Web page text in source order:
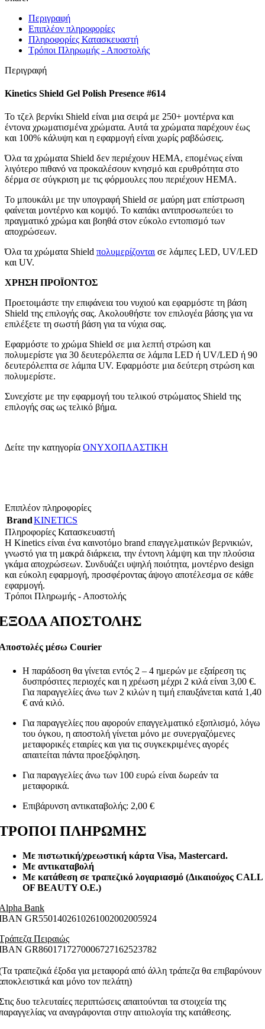
Περιγραφή
Επιπλέον πληροφορίες
Πληροφορίες Κατασκευαστή
Τρόποι Πληρωμής - Αποστολής
Περιγραφή
Kinetics Shield Gel Polish Presence #614
Το τζελ βερνίκι Shield είναι μια σειρά με 250+ μοντέρνα και
έντονα χρωματισμένα χρώματα. Αυτά τα χρώματα παρέχουν έως
και 100% κάλυψη και η εφαρμογή είναι χωρίς ραβδώσεις.
Όλα τα χρώματα Shield δεν περιέχουν HEMA, επομένως είναι
λιγότερο πιθανό να προκαλέσουν κνησμό και ερυθρότητα στο
δέρμα σε σύγκριση με τις φόρμουλες που περιέχουν HEMA.
Το μπουκάλι με την υπογραφή Shield σε μαύρη ματ επίστρωση
φαίνεται μοντέρνο και κομψό. Το καπάκι αντιπροσωπεύει το
πραγματικό χρώμα και βοηθά στον εύκολο εντοπισμό των
αποχρώσεων.
Όλα τα χρώματα Shield πολυμερίζονται σε λάμπες LED, UV/LED
και UV.
ΧΡΗΣΗ ΠΡΟΪΟΝΤΟΣ
Προετοιμάστε την επιφάνεια του νυχιού και εφαρμόστε τη βάση
Shield της επιλογής σας. Ακολουθήστε τον επιλογέα βάσης για να
επιλέξετε τη σωστή βάση για τα νύχια σας.
Εφαρμόστε το χρώμα Shield σε μια λεπτή στρώση και
πολυμερίστε για 30 δευτερόλεπτα σε λάμπα LED ή UV/LED ή 90
δευτερόλεπτα σε λάμπα UV. Εφαρμόστε μια δεύτερη στρώση και
πολυμερίστε.
Συνεχίστε με την εφαρμογή του τελικού στρώματος Shield της
επιλογής σας ως τελικό βήμα.
Δείτε την κατηγορία ΟΝΥΧΟΠΛΑΣΤΙΚΗ
Επιπλέον πληροφορίες
BrandKINETICS
Πληροφορίες Κατασκευαστή
Η Kinetics είναι ένα καινοτόμο brand επαγγελματικών βερνικιών,
γνωστό για τη μακρά διάρκεια, την έντονη λάμψη και την πλούσια
γκάμα αποχρώσεων. Συνδυάζει υψηλή ποιότητα, μοντέρνο design
και εύκολη εφαρμογή, προσφέροντας άψογο αποτέλεσμα σε κάθε
εφαρμογή.
Τρόποι Πληρωμής - Αποστολής
ΑΠΟΣΤΟΛΗΣ
μέσω Courier
Η παράδοση θα γίνεται εντός 2 – 4 ημερών με εξαίρεση τις
δυσπρόσιτες περιοχές και η χρέωση μέχρι 2 κιλά είναι 3,00 €.
Για παραγγελίες άνω των 2 κιλών η τιμή επαυξάνεται κατά 1,40
€ ανά κιλό.
Για παραγγελίες που αφορούν επαγγελματικό εξοπλισμό, λόγω
του όγκου, η αποστολή γίνεται μόνο με συνεργαζόμενες
μεταφορικές εταιρίες και για τις συγκεκριμένες αγορές
απαιτείται πάντα προεξόφληση.
Για παραγγελίες άνω των 100 ευρώ είναι δωρεάν τα
μεταφορικά.
Επιβάρυνση αντικαταβολής: 2,00 €
ΠΛΗΡΩΜΗΣ
Με πιστωτική/χρεωστική κάρτα Visa, Mastercard.
Με αντικαταβολή
Με κατάθεση σε τραπεζικό λογαριασμό (Δικαιούχος CALL
OF BEAUTY O.E.)
Bank
GR5501402610261002002005924
Πειραιώς
GR8601717270006727162523782
τραπεζικά έξοδα για μεταφορά από άλλη τράπεζα θα επιβαρύνουν
και μόνο τον πελάτη)
δυο τελευταίες περιπτώσεις απαιτούνται τα στοιχεία της
να αναγράφονται στην αιτιολογία της κατάθεσης.